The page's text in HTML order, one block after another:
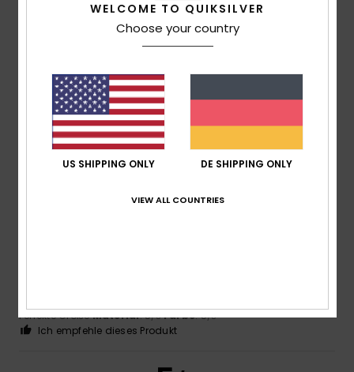
Hervorragende Qualität bei den Materialien und der Farbe
Original anzeigen - Português
Komfort: 5/5 Preis-Leistungs-Verhältnis
Perfekte GrößeMaterial: 5/5 Farbe: 5/5
Ich empfehle dieses Produkt
5
Perfekte GrößeMaterial: 5/5 Farbe: 5/5
Ich empfehle dieses Produkt
WELCOME TO QUIKSILVER
Choose your country
US SHIPPING ONLY DE SHIPPING ONLY
VIEW ALL COUNTRIES